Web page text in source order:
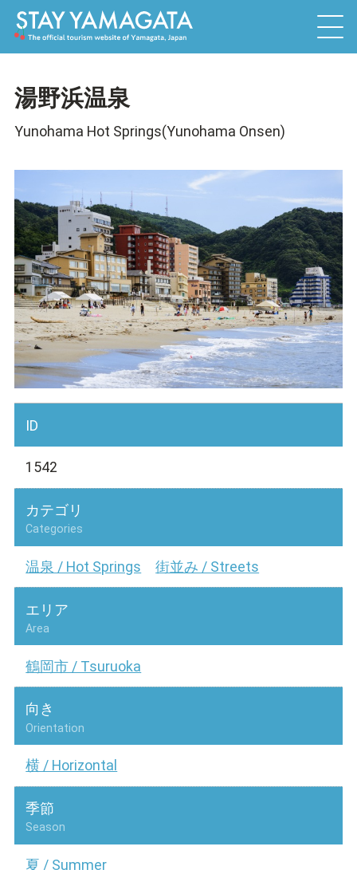
湯野浜温泉
Yunohama Hot Springs(Yunohama Onsen)
ID
1542
カテゴリ
Categories
温泉 / Hot Springs 街並み / Streets
エリア
Area
鶴岡市 / Tsuruoka
向き
Orientation
横 / Horizontal
季節
Season
夏 / Summer